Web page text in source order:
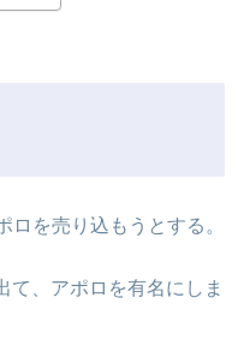
ロを売り込もうとする。
て、アポロを有名にしま